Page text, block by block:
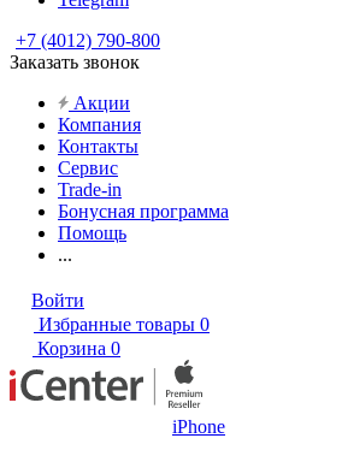
+7 (4012) 790-800
Заказать звонок
Акции
Компания
Контакты
Сервис
Trade-in
Бонусная программа
Помощь
...
Войти
Избранные товары 0
Корзина 0
iPhone